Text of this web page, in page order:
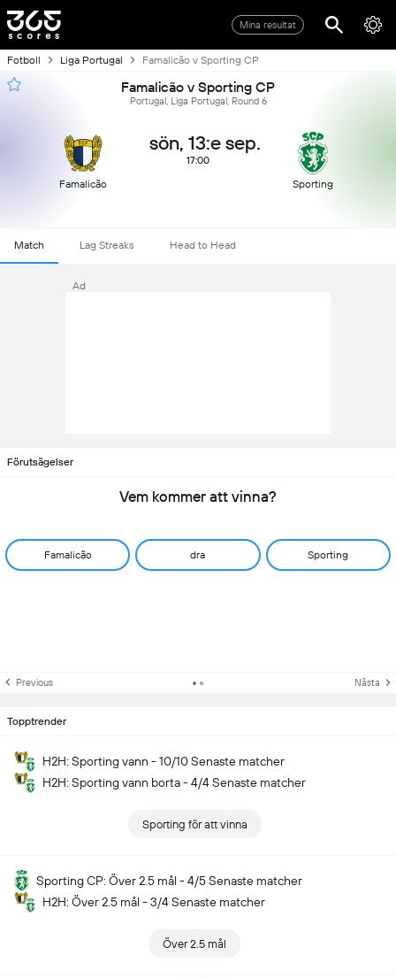
Mina resultat
Fotboll Liga Portugal Famalicão v Sporting CP
Famalicão v Sporting CP
Portugal, Liga Portugal, Round 6
Famalicão
sön, 13:e sep.
17:00
Sporting
Match Lag Streaks Head to Head
Ad
Förutsägelser
Vem kommer att vinna?
Famalicão dra Sporting
Previous Nästa
Topptrender
H2H: Sporting vann - 10/10 Senaste matcher
H2H: Sporting vann borta - 4/4 Senaste matcher
Sporting för att vinna
Sporting CP: Över 2.5 mål - 4/5 Senaste matcher
H2H: Över 2.5 mål - 3/4 Senaste matcher
Över 2.5 mål